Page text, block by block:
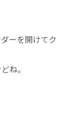
ーを開けてク
ね。